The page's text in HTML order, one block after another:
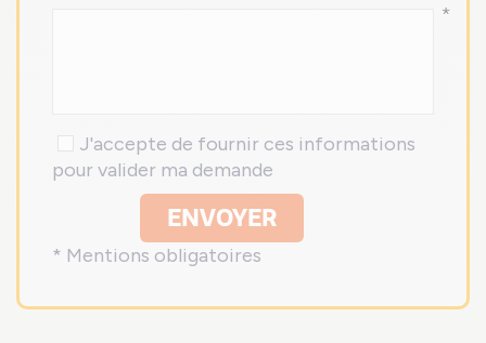
*
J'accepte de fournir ces informations
pour valider ma demande
ENVOYER
* Mentions obligatoires